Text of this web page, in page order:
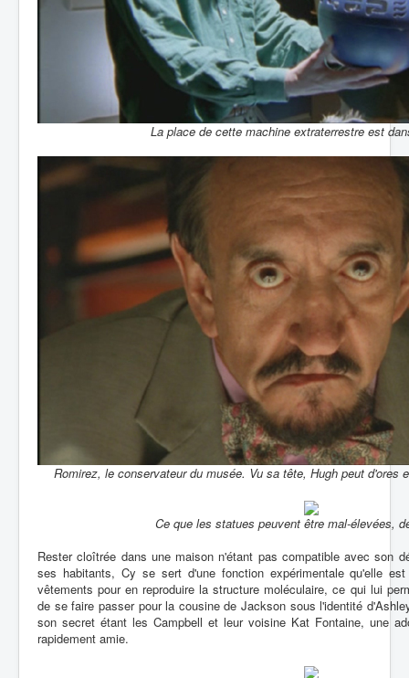
La place de cette machine extraterrestre est
Romirez, le conservateur du musée. Vu sa tête, Hugh peut d'ores
Ce que les statues peuvent être mal-élevées,
Rester cloîtrée dans une maison n'étant pas compatible avec son
ses habitants, Cy se sert d'une fonction expérimentale qu'elle
vêtements pour en reproduire la structure moléculaire, ce qui lui
de se faire passer pour la cousine de Jackson sous l'identité
son secret étant les Campbell et leur voisine Kat Fontaine, une
rapidement amie.